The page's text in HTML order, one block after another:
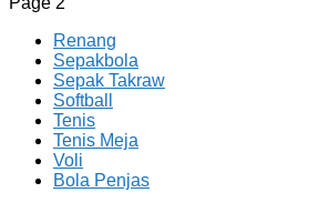
Renang
Sepakbola
Sepak Takraw
Softball
Tenis
Tenis Meja
Voli
Bola Penjas